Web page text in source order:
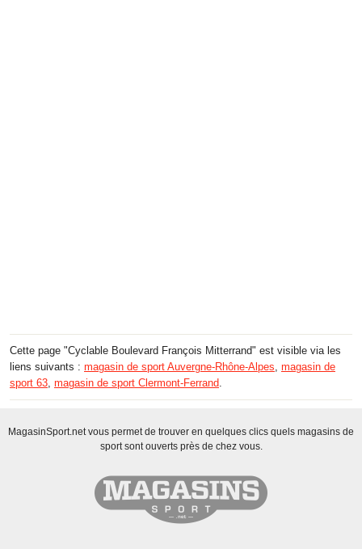
Cette page "Cyclable Boulevard François Mitterrand" est visible via les
liens suivants : magasin de sport Auvergne-Rhône-Alpes, magasin de
sport 63, magasin de sport Clermont-Ferrand.
MagasinSport.net vous permet de trouver en quelques clics quels magasins de
sport sont ouverts près de chez vous.